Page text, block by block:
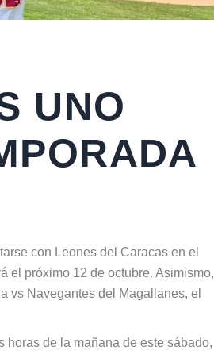
UNO
con Leones del Caracas en el
el próximo 12 de octubre. Asimismo,
vs Navegantes del Magallanes, el
horas de la mañana de este sábado,